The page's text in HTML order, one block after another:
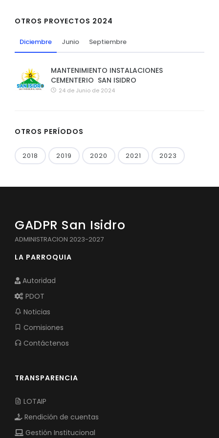
OTROS PROYECTOS 2024
Diciembre Junio Septiembre
MANTENIMIENTO INSTALACIONES
CEMENTERIO SAN ISIDRO
24 de Junio de 2024
OTROS PERÍODOS
2018 2019 2020 2021 2023
GADPR San Isidro
ADMINISTRACION 2023-2027
LA PARROQUIA
Autoridad
PDOT
Noticias
Comisiones
Contáctenos
TRANSPARENCIA
LOTAIP
Rendición de cuentas
Gestión Institucional